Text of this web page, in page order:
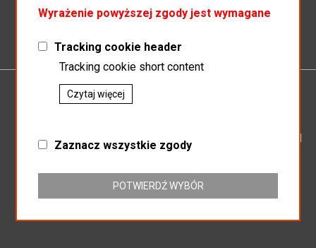
SP.J SŁAWOMIR KOSZEWSKI BOGUSŁAW KOSZEWSKI
ul. Mikołowska 164
NIP: 635-16-25-438
REGON: 276803104
+32 718-63-86
Wyrażenie powyższej zgody jest wymagane
Tracking cookie header
Tracking cookie short content
Czytaj więcej
Zaznacz wszystkie zgody
POTWIERDŹ WYBÓR